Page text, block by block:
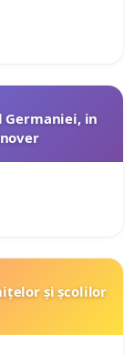
in
și școlilor